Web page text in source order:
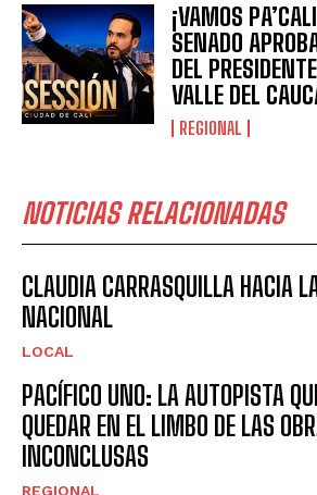
¡VAMOS
SENADO
DEL
VALLE DEL
REGIONAL
NOTICIAS RELACIONADAS
CLAUDIA CARRASQUILLA HACIA
NACIONAL
LOCAL
PACÍFICO UNO: LA AUTOPISTA
QUEDAR EN EL LIMBO DE LAS
INCONCLUSAS
REGIONAL